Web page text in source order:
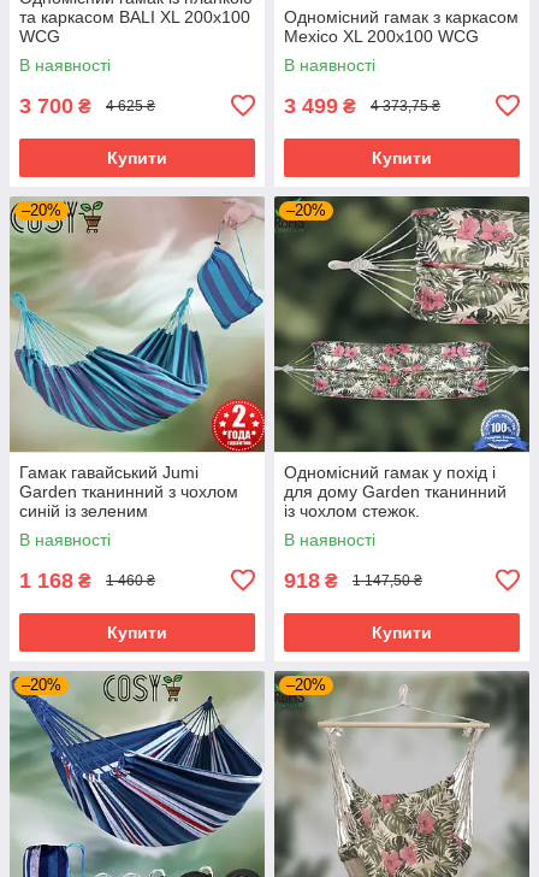
та каркасом BALI XL 200х100
WCG
В наявності
3 700 ₴ 4 625 ₴
Купити
Одномісний гамак з каркасом
Mexico XL 200x100 WCG
В наявності
3 499 ₴ 4 373,75 ₴
Купити
–20%
Гамак гавайський Jumi
Garden тканинний з чохлом
синій із зеленим
(Одномісний)
В наявності
1 168 ₴ 1 460 ₴
Купити
–20%
Одномісний гамак у похід і
для дому Garden тканинний
із чохлом стежок.
В наявності
918 ₴ 1 147,50 ₴
Купити
–20% –20%